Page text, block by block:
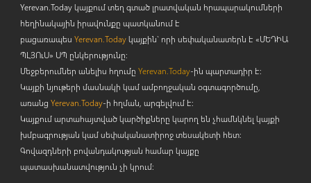
Yerevan.Today կայքում տեղ գտած լրատվական հրապարակումների
հեղինակային իրավունքը պատկանում է
բացառապես Yerevan.Todayկայքին` որի սեփականատերն է «ՄԵԴԻԱ
ՊԼՅՈւՍ» ՍՊ ընկերությունը։
Մեջբերումներ անելիս հղումը Yerevan.Today-ին պարտադիր է:
Կայքի նյութերի մասնակի կամ ամբողջական օգտագործումը,
առանց Yerevan.Today-ի հղման, արգելվում է:
Կայքում արտահայտված կարծիքները կարող են չհամնկնել կայքի
խմբագրության կամ սեփականատիրոջ տեսակետի հետ:
Գովազդների բովանդակության համար կայքը
պատասխանատվություն չի կրում: